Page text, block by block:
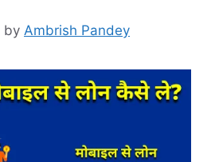
by Ambrish Pandey